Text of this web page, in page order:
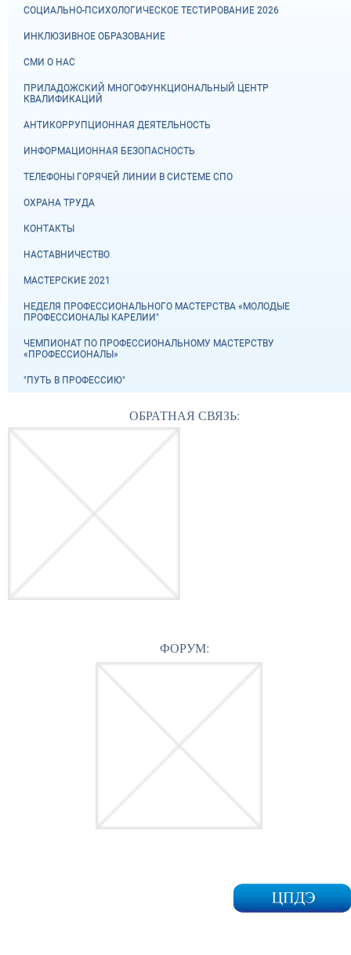
СОЦИАЛЬНО-ПСИХОЛОГИЧЕСКОЕ ТЕСТИРОВАНИЕ 2026
ИНКЛЮЗИВНОЕ ОБРАЗОВАНИЕ
СМИ О НАС
ПРИЛАДОЖСКИЙ МНОГОФУНКЦИОНАЛЬНЫЙ ЦЕНТР
КВАЛИФИКАЦИЙ
АНТИКОРРУПЦИОННАЯ ДЕЯТЕЛЬНОСТЬ
ИНФОРМАЦИОННАЯ БЕЗОПАСНОСТЬ
ТЕЛЕФОНЫ ГОРЯЧЕЙ ЛИНИИ В СИСТЕМЕ СПО
ОХРАНА ТРУДА
КОНТАКТЫ
НАСТАВНИЧЕСТВО
МАСТЕРСКИЕ 2021
НЕДЕЛЯ ПРОФЕССИОНАЛЬНОГО МАСТЕРСТВА «МОЛОДЫЕ
ПРОФЕССИОНАЛЫ КАРЕЛИИ"
ЧЕМПИОНАТ ПО ПРОФЕССИОНАЛЬНОМУ МАСТЕРСТВУ
«ПРОФЕССИОНАЛЫ»
"ПУТЬ В ПРОФЕССИЮ"
ОБРАТНАЯ СВЯЗЬ:
ФОРУМ: